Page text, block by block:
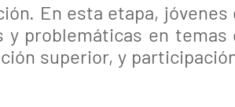
En esta etapa, jóvenes
y problemáticas en temas
superior, y